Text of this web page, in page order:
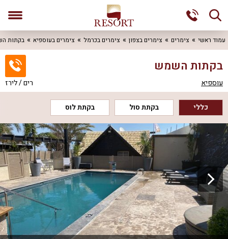
עמוד ראשי צימרים צימרים בצפון צימרים בכרמל צימרים בעוספיא בקתות
בקתות השמש
עוספיא רים / לירז
כללי בקתת סול בקתת לוס